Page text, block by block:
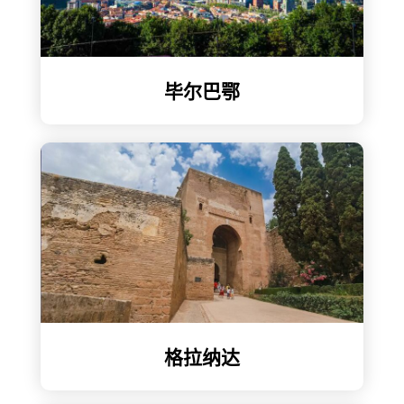
毕尔巴鄂
格拉纳达